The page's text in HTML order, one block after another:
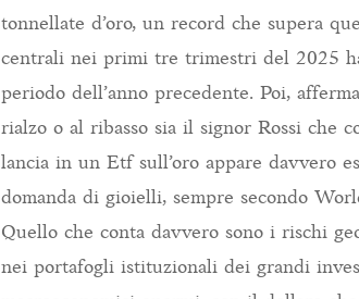
tonnellate d’oro, un record che supera
centrali nei primi tre trimestri del 2025
periodo dell’anno precedente. Poi,
rialzo o al ribasso sia il signor Rossi che
lancia in un Etf sull’oro appare davvero
domanda di gioielli, sempre secondo
Quello che conta davvero sono i rischi
nei portafogli istituzionali dei grandi